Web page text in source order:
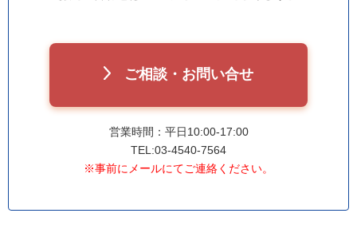
ご相談・お問い合せ
営業時間：平日10:00-17:00
TEL:03-4540-7564
※事前にメールにてご連絡ください。